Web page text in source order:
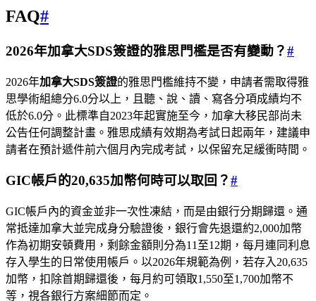
FAQ#
2026年加拿大SDS簽證的雅思門檻是否有變動？#
2026年加拿大SDS簽證的雅思門檻維持不變，申請者需取得雅
思學術組總分6.0分以上，且聽、說、讀、寫各分項成績均不
低於6.0分。此標準自2023年起實施至今，加拿大移民部尚未
公告任何調整計畫。雅思成績有效期為考試日起兩年，建議申
請者在預計遞件前六個月內完成考試，以保留充足緩衝時間。
GIC帳戶的20,635加幣何時可以取回？#
GIC帳戶內的資金並非一次性凍結，而是由銀行分期歸還。通
常抵達加拿大並完成身分驗證後，銀行會先退還約2,000加幣
作為初期安頓費用，剩餘金額則分為11至12期，每月連同利息
存入學生的日常使用帳戶。以2026年規範為例，若存入20,635
加幣，扣除首期歸還後，每月約可領取1,550至1,700加幣不
等，視各銀行方案細節而定。